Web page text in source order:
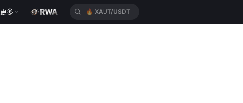
更多 🔥 XAUT/USDT